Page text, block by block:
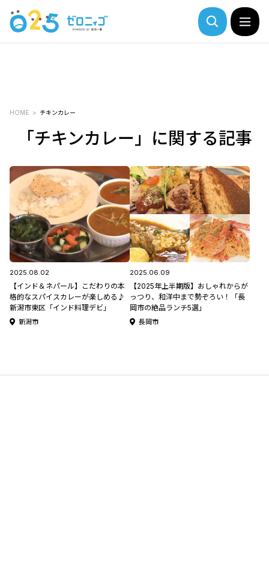
HOME チキンカレー
「チキンカレー」に関する記事
2025.08.02
【インド＆ネパール】こだわりの本
格的なスパイスカレーが楽しめる♪
新潟市東区「インド料理デビ」
新潟市
2025.06.09
【2025年上半期版】おしゃれからが
っつり、和洋中まで勢ぞろい！「長
岡市の絶品ランチ5選」
長岡市